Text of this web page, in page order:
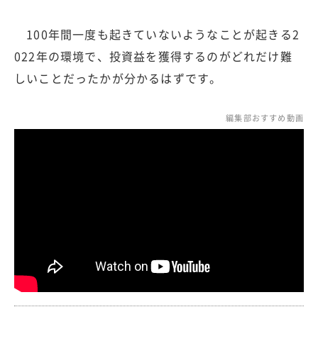
100年間一度も起きていないようなことが起きる2
022年の環境で、投資益を獲得するのがどれだけ難
しいことだったかが分かるはずです。
編集部おすすめ動画